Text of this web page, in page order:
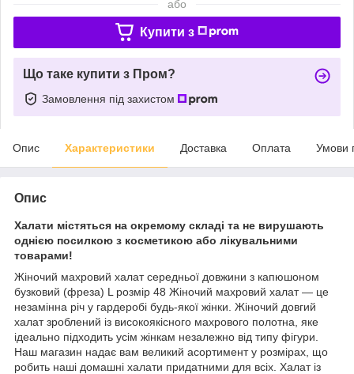
або
Купити з
Що таке купити з Пром?
Замовлення під захистом
Опис Характеристики Доставка Оплата Умови
Опис
Халати містяться на окремому складі та не вирушають
однією посилкою з косметикою або лікувальними
товарами!
Жіночий махровий халат середньої довжини з капюшоном
бузковий (фреза) L розмір 48 Жіночий махровий халат — це
незамінна річ у гардеробі будь-якої жінки. Жіночий довгий
халат зроблений із високоякісного махрового полотна, яке
ідеально підходить усім жінкам незалежно від типу фігури.
Наш магазин надає вам великий асортимент у розмірах, що
робить наші домашні халати придатними для всіх. Халат із